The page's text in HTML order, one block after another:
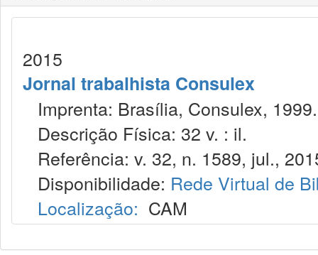
2015
Jornal trabalhista Consulex
Imprenta: Brasília, Consulex, 1999.
Descrição Física: 32 v. : il.
Referência: v. 32, n. 1589, jul.,
Disponibilidade: Rede Virtual de
Localização: CAM